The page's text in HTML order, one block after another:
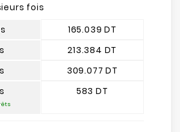
fois
165.039 DT
213.384 DT
309.077 DT
583 DT